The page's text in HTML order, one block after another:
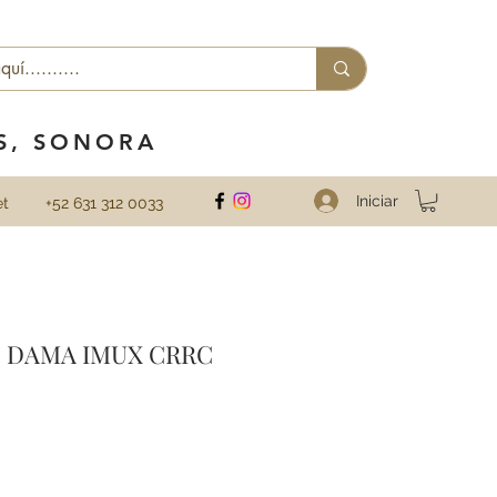
SONORA
+52 631 312 0033 Iniciar
DAMA IMUX CRRC